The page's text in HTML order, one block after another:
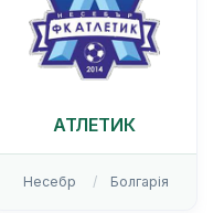
АТЛЕТИК
Несебр Болгарія